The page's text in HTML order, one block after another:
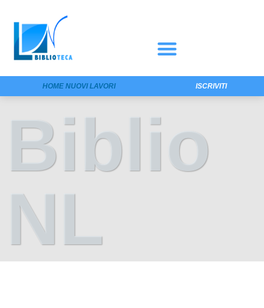
HOME NUOVI LAVORI ISCRIVITI
Biblio
NL